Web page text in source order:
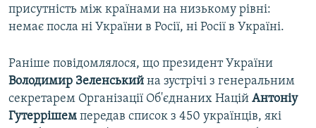
присутність між країнами на низькому рівні:
немає посла ні України в Росії, ні Росії в Україні.
Раніше повідомлялося, що президент України
Володимир Зеленський на зустрічі з генеральним
секретарем Організації Об'єднаних Націй Антоніу
Гутеррішем передав список з 450 українців, які